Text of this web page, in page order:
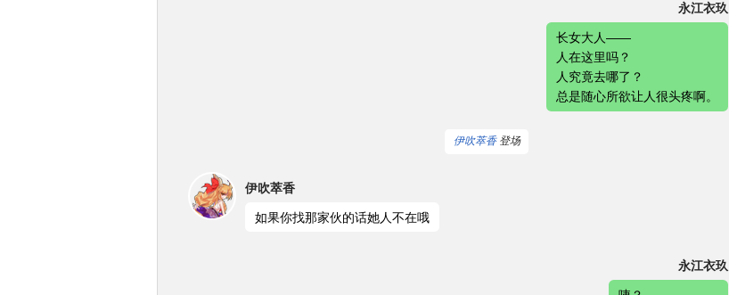
永江衣玖
长女大人——
人在这里吗？
人究竟去哪了？
总是随心所欲让人很头疼啊。
伊吹萃香登场
伊吹萃香
如果你找那家伙的话她人不在哦
永江衣玖